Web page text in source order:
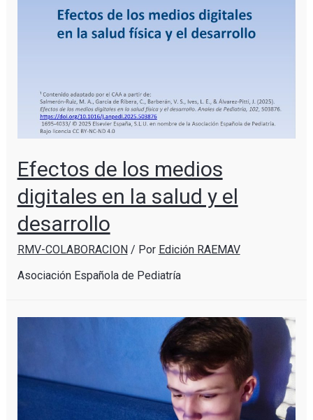
Efectos de los medios
digitales en la salud y el
desarrollo
RMV-COLABORACION/ Por Edición RAEMAV
Asociación Española de Pediatría